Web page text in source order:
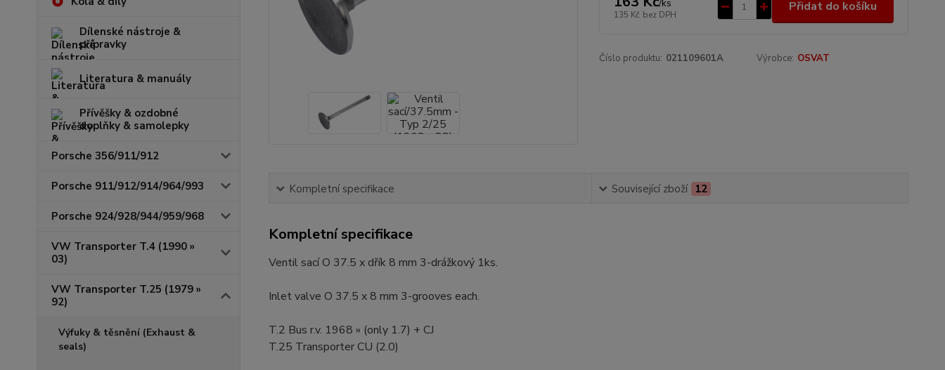
Dílenské nástroje &
přípravky
Literatura & manuály
Přívěšky & ozdobné
doplňky & samolepky
Porsche 356/911/912
Porsche 911/912/914/964/993
Porsche 924/928/944/959/968
VW Transporter T.4 (1990 »
03)
VW Transporter T.25 (1979 »
92)
Výfuky & těsnění (Exhaust &
seals)
/ks
135 Kč bez DPH
Přidat do košíku
Číslo produktu: 021109601A Výrobce: OSVAT
Kompletní specifikace Související zboží 12
Kompletní specifikace
Ventil sací O 37.5 x dřík 8 mm 3-drážkový 1ks.
Inlet valve O 37.5 x 8 mm 3-grooves each.
T.2 Bus r.v. 1968 » (only 1.7) + CJ
T.25 Transporter CU (2.0)